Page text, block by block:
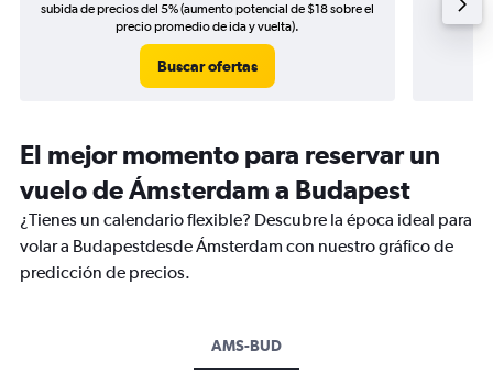
subida de precios del 5% (aumento potencial de $18 sobre el
precio promedio de ida y vuelta).
Buscar ofertas
de
El mejor momento para reservar un
vuelo de Ámsterdam a Budapest
¿Tienes un calendario flexible? Descubre la época ideal para
volar a Budapestdesde Ámsterdam con nuestro gráfico de
predicción de precios.
AMS-BUD